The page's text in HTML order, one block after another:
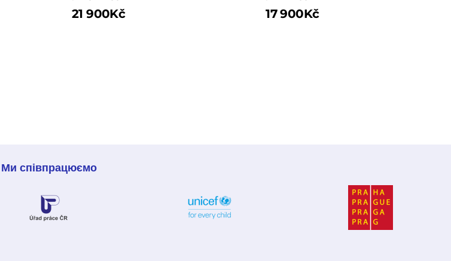
21 900Kč 17 900Kč
Ми співпрацюємо